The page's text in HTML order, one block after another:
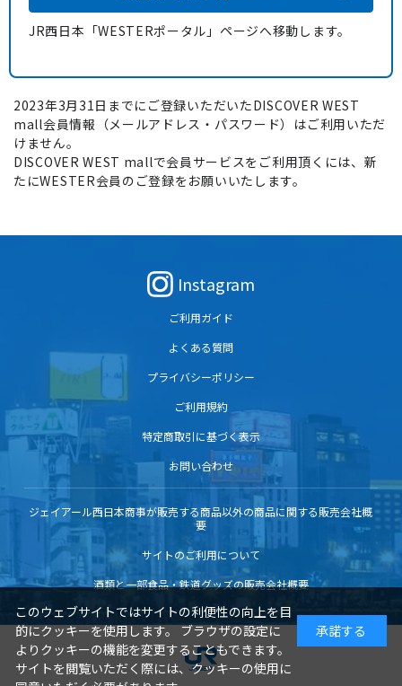
JR西日本「WESTERポータル」ページへ移動します。
2023年3月31日までにご登録いただいたDISCOVER WEST
mall会員情報（メールアドレス・パスワード）はご利用いただ
けません。
DISCOVER WEST mallで会員サービスをご利用頂くには、新
たにWESTER会員のご登録をお願いいたします。
Instagram
ご利用ガイド
よくある質問
プライバシーポリシー
ご利用規約
特定商取引に基づく表示
お問い合わせ
ジェイアール西日本商事が販売する商品以外の商品に関する販売会社概
要
サイトのご利用について
酒類と一部食品・鉄道グッズの販売会社概要
このウェブサイトではサイトの利便性の向上を目
的にクッキーを使用します。 ブラウザの設定に
よりクッキーの機能を変更することもできます。
サイトを閲覧いただく際には、クッキーの使用に
承諾する